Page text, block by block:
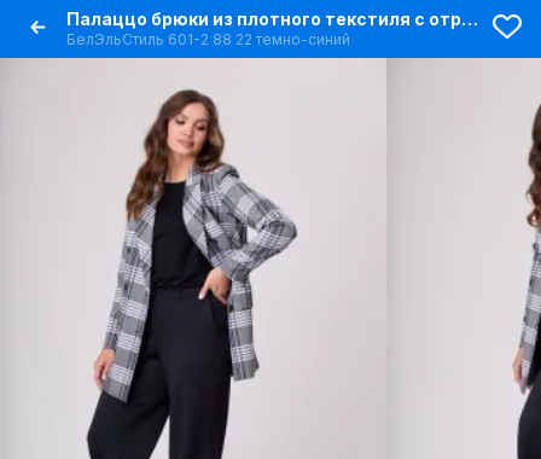
Палаццо брюки из плотного текстиля с отрезным бочком и карманами
БелЭльСтиль 601-2 88 22 темно-синий